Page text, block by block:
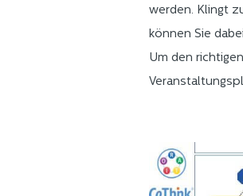
werden. Klingt
können Sie
Um den